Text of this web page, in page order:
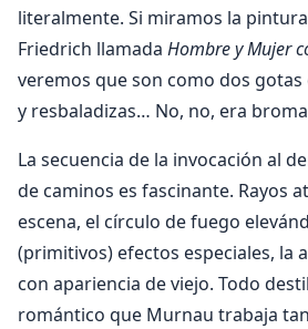
literalmente. Si miramos la
Friedrich llamada Hombre y Mujer
veremos que son como dos gotas
y resbaladizas… No, no, era broma
La secuencia de la invocación al
de caminos es fascinante. Rayos
escena, el círculo de fuego
(primitivos) efectos especiales, la
con apariencia de viejo. Todo
romántico que Murnau trabaja